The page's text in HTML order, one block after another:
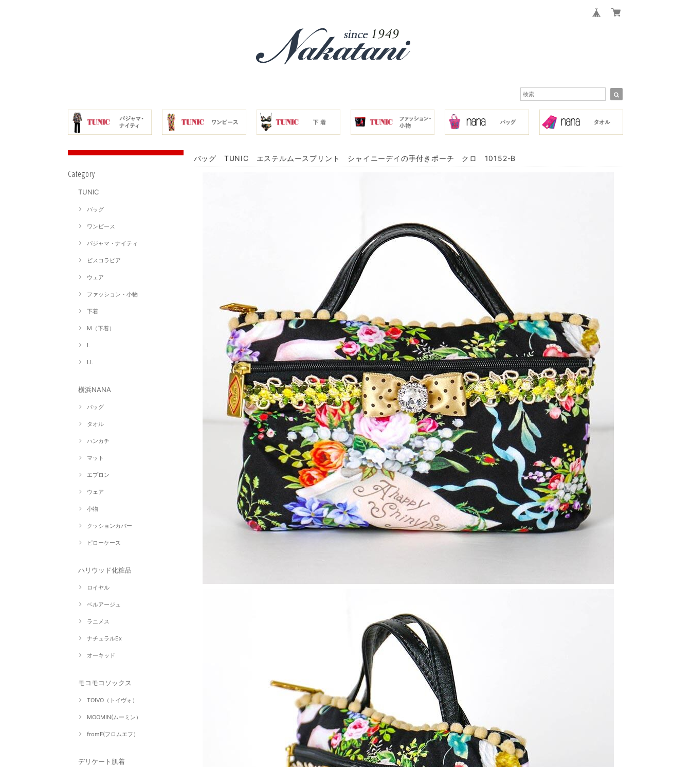
Category
TUNIC
バッグ
ワンピース
パジャマ・ナイティ
ビスコラピア
ウェア
ファッション・小物
下着
M（下着）
L
LL
横浜NANA
バッグ
タオル
ハンカチ
マット
エプロン
ウェア
小物
クッションカバー
ピローケース
ハリウッド化粧品
ロイヤル
ベルアージュ
ラニメス
ナチュラルEx
オーキッド
モコモコソックス
TOIVO（トイヴォ）
MOOMIN(ムーミン）
fromF(フロムエフ）
デリケート肌着
バッグ TUNIC エステルムースプリント シャイニーデイの手付きポーチ クロ 10152-B